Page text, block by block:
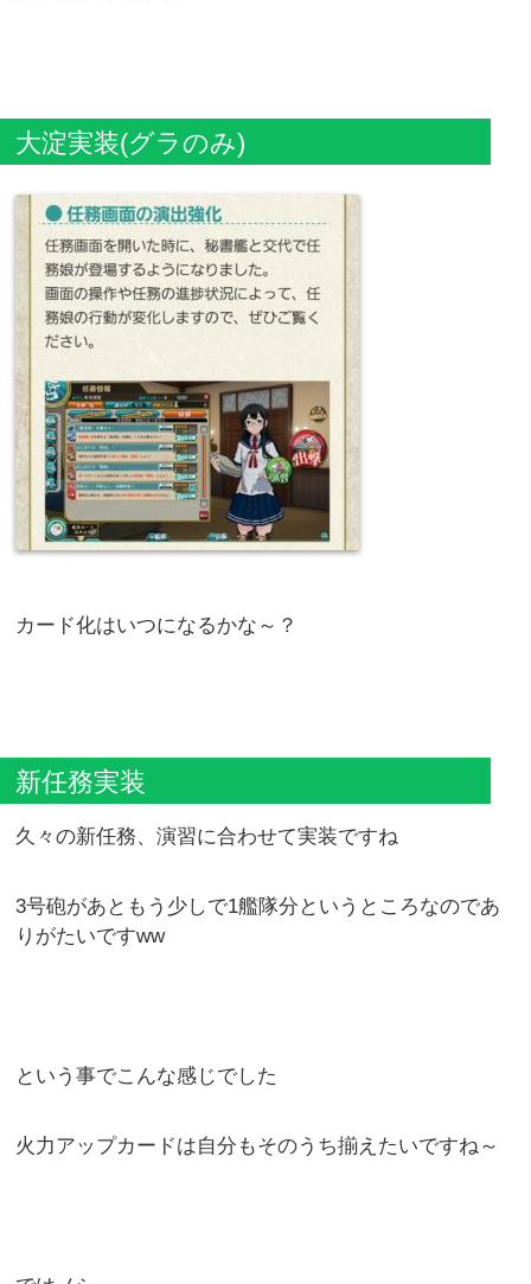
大淀実装(グラのみ)
カード化はいつになるかな～？
新任務実装
久々の新任務、演習に合わせて実装ですね
3号砲があともう少しで1艦隊分というところなのであ
りがたいですww
という事でこんな感じでした
火力アップカードは自分もそのうち揃えたいですね～